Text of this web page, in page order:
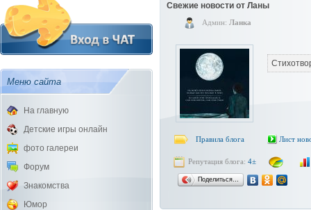
Меню сайта
На главную
Детские игры онлайн
фото галереи
Форум
Знакомства
Юмор
Свежие новости от Ланы
Админ: Ланка
Правила блога Лист
Репутация блога: 4±
Поделиться…